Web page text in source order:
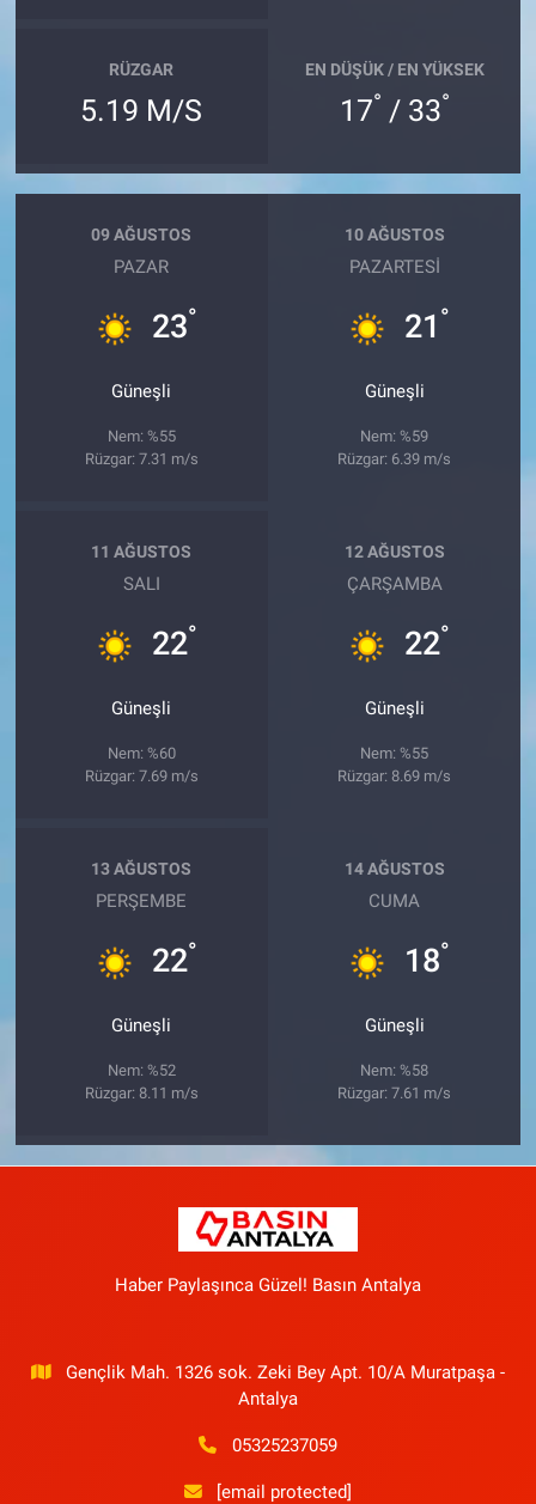
RÜZGAR
5.19 M/S
EN DÜŞÜK / EN YÜKSEK
17° / 33°
09 AĞUSTOS
PAZAR
23°
Güneşli
Nem: %55
Rüzgar: 7.31 m/s
10 AĞUSTOS
PAZARTESI
21 °
Güneşli
Nem: %59
Rüzgar: 6.39 m/s
11 AĞUSTOS
SALI
22°
Güneşli
Nem: %60
Rüzgar: 7.69 m/s
12 AĞUSTOS
ÇARŞAMBA
22°
Güneşli
Nem: %55
Rüzgar: 8.69 m/s
13 AĞUSTOS
PERŞEMBE
22°
Güneşli
Nem: %52
Rüzgar: 8.11 m/s
14 AĞUSTOS
CUMA
18°
Güneşli
Nem: %58
Rüzgar: 7.61 m/s
Haber Paylaşınca Güzel! Basın Antalya
Gençlik Mah. 1326 sok. Zeki Bey Apt. 10/A Muratpaşa -
Antalya
05325237059
[email protected]